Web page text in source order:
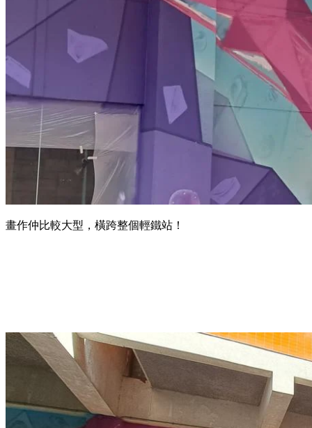
畫作仲比較大型，橫跨整個輕鐵站！